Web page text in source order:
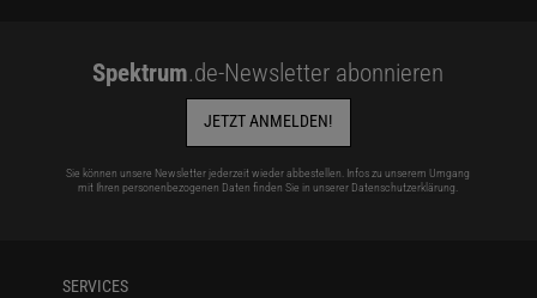
Spektrum.de-Newsletter abonnieren
JETZT ANMELDEN!
Sie können unsere Newsletter jederzeit wieder abbestellen. Infos zu unserem Umgang
mit Ihren personenbezogenen Daten finden Sie in unserer Datenschutzerklärung
SERVICES